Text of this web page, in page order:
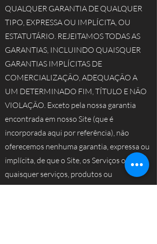
QUALQUER GARANTIA DE QUALQUER
TIPO, EXPRESSA OU IMPLÍCITA, OU
ESTATUTÁRIO. REJEITAMOS TODAS AS
GARANTIAS, INCLUINDO QUAISQUER
GARANTIAS IMPLÍCITAS DE
COMERCIALIZAÇÃO, ADEQUAÇÃO A
UM DETERMINADO FIM, TÍTULO E NÃO
VIOLAÇÃO. Exceto pela nossa garantia
encontrada em nosso Site (que é
incorporada aqui por referência), não
oferecemos nenhuma garantia, expressa ou
implícita, de que o Site, os Serviços ou
quaisquer serviços, produtos ou
informações obtidas no ou através do site